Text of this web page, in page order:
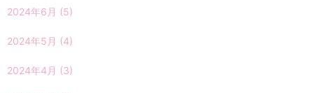
2024年6月 (5)
2024年5月 (4)
2024年4月 (3)